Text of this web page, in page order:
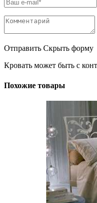
Отправить Скрыть форму
Кровать может быть с
Похожие товары